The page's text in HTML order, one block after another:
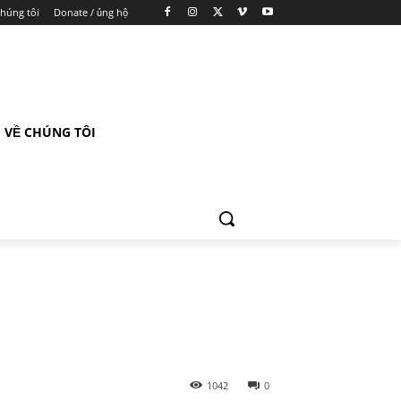
tôi Donate / ủng hộ
VỀ CHÚNG TÔI
0
1042